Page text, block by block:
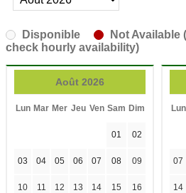
Disponible
Not Available
check hourly availability)
Août 2026
Lun Mar Mer Jeu Ven Sam Dim
01 02
03 04 05 06 07 08 09
10 11 12 13 14 15 16
Lun
07
14